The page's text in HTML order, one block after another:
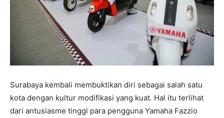
Surabaya kembali membuktikan diri sebagai salah satu
kota dengan kultur modifikasi yang kuat. Hal itu terlihat
dari antusiasme tinggi para pengguna Yamaha Fazzio